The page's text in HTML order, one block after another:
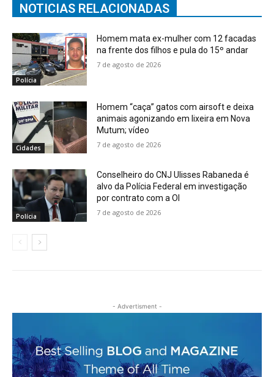
NOTICIAS RELACIONADAS
Polícia
Homem mata ex-mulher com 12 facadas
na frente dos filhos e pula do 15º andar
7 de agosto de 2026
Cidades
Homem “caça” gatos com airsoft e deixa
animais agonizando em lixeira em Nova
Mutum; vídeo
7 de agosto de 2026
Polícia
Conselheiro do CNJ Ulisses Rabaneda é
alvo da Polícia Federal em investigação
por contrato com a OI
7 de agosto de 2026
- Advertisment -